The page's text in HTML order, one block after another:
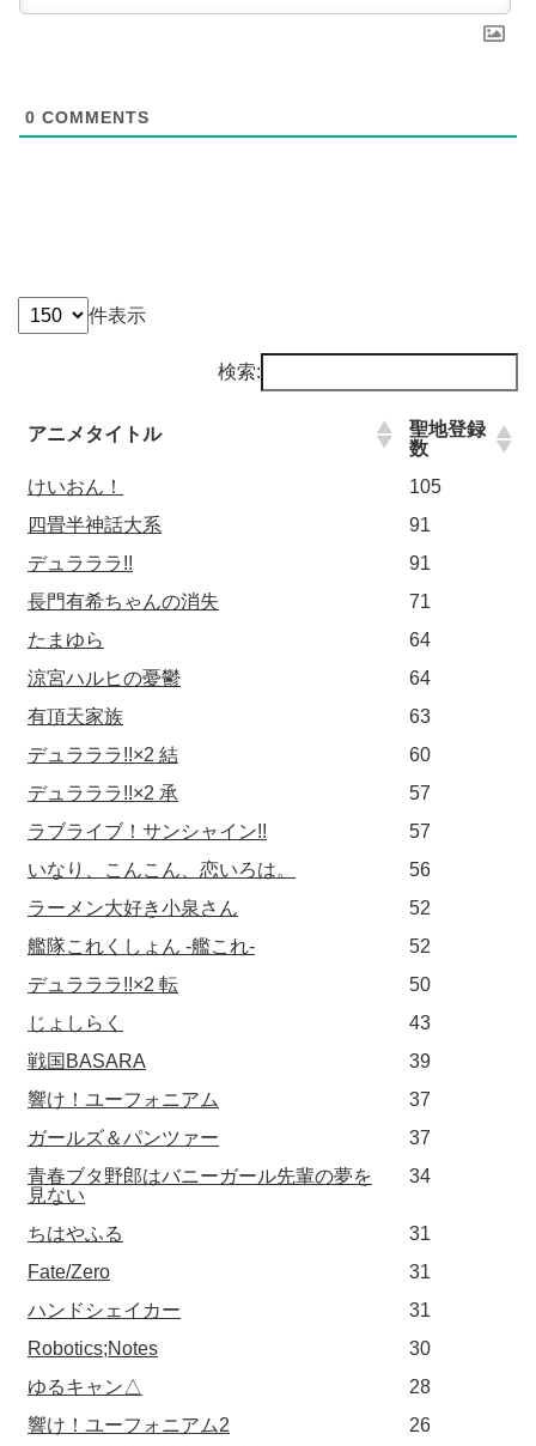
0 COMMENTS
件表示
検索:
アニメタイトル
聖地登録
数
けいおん！
105
四畳半神話大系
91
デュラララ!!
91
長門有希ちゃんの消失
71
たまゆら
64
涼宮ハルヒの憂鬱
64
有頂天家族
63
デュラララ!!×2 結
60
デュラララ!!×2 承
57
ラブライブ！サンシャイン!!
57
いなり、こんこん、恋いろは。
56
ラーメン大好き小泉さん
52
艦隊これくしょん -艦これ-
52
デュラララ!!×2 転
50
じょしらく
43
戦国BASARA
39
響け！ユーフォニアム
37
ガールズ＆パンツァー
37
青春ブタ野郎はバニーガール先輩の夢を
見ない
34
ちはやふる
31
Fate/Zero
31
ハンドシェイカー
31
Robotics;Notes
30
ゆるキャン△
28
響け！ユーフォニアム2
26